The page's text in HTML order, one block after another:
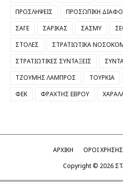
ΠΡΟΣΛΗΨΕΙΣ
ΠΡΟΣΩΠΙΚΗ
ΣΑΓΕ
ΣΑΡΙΚΑΣ ΣΑΣΜΥ
ΣΤΟΛΕΣ
ΣΤΡΑΤΙΩΤΙΚΑ
ΣΤΡΑΤΙΩΤΙΚΕΣ ΣΥΝΤΑΞΕΙΣ
ΤΖΟΥΜΗΣ ΛΑΜΠΡΟΣ
ΤΟΥΡΚΙΑ
ΦΕΚ
ΦΡΑΧΤΗΣ ΕΒΡΟΥ
ΑΡΧΙΚΗ ΟΡΟΙ ΧΡΗΣΗΣ
Copyright © 2026